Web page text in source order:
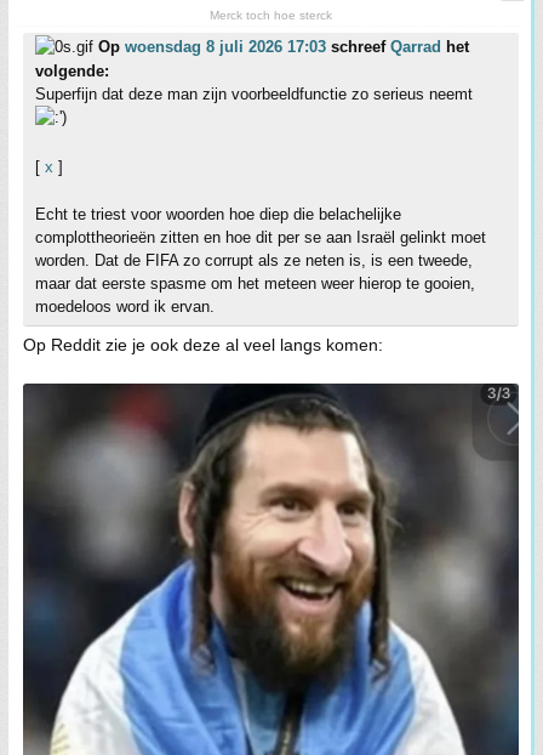
Merck toch hoe sterck
Op woensdag 8 juli 2026 17:03 schreef Qarrad het
volgende:
Superfijn dat deze man zijn voorbeeldfunctie zo serieus neemt
[ x ]
Echt te triest voor woorden hoe diep die belachelijke
complottheorieën zitten en hoe dit per se aan Israël gelinkt moet
worden. Dat de FIFA zo corrupt als ze neten is, is een tweede,
maar dat eerste spasme om het meteen weer hierop te gooien,
moedeloos word ik ervan.
Op Reddit zie je ook deze al veel langs komen: